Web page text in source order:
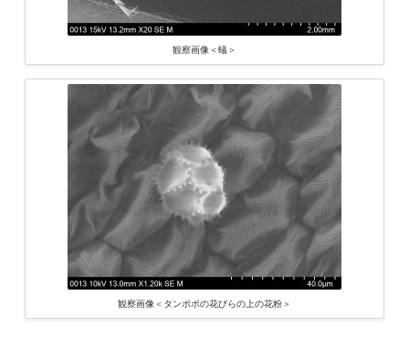
観察画像＜蟻＞
観察画像＜タンポポの花びらの上の花粉＞